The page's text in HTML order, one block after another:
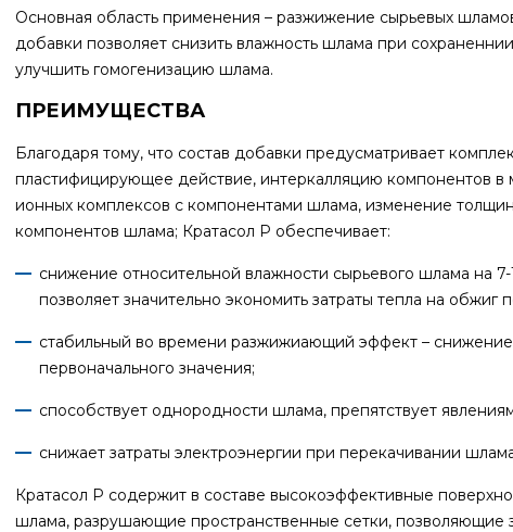
Основная область применения – разжижение сырьевых
добавки позволяет снизить влажность шлама при
улучшить гомогенизацию шлама.
ПРЕИМУЩЕСТВА
Благодаря тому, что состав добавки предусматривает
пластифицирующее действие, интеркалляцию компонентов
ионных комплексов с компонентами шлама, изменение
компонентов шлама; Кратасол Р обеспечивает:
снижение относительной влажности сырьевого шлама на
позволяет значительно экономить затраты тепла на обжиг
стабильный во времени разжижиающий эффект –
первоначального значения;
способствует однородности шлама, препятствует
снижает затраты электроэнергии при перекачивании
Кратасол Р содержит в составе высокоэффективные
шлама, разрушающие пространственные сетки, позволяющие